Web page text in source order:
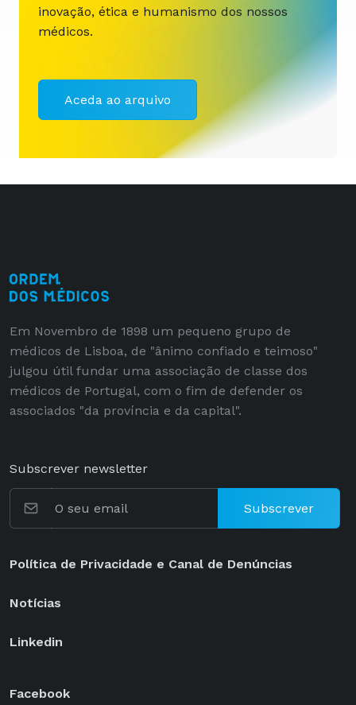
inovação, ética e humanismo dos nossos
médicos.
Aceda ao arquivo
Em Novembro de 1898 um pequeno grupo de
médicos de Lisboa, de "ânimo confiado e teimoso"
julgou útil fundar uma associação de classe dos
médicos de Portugal, com o fim de defender os
associados "da província e da capital".
Subscrever newsletter
Subscrever
Política de Privacidade e Canal de Denúncias
Notícias
Linkedin
Facebook